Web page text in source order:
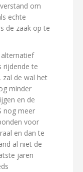
om
echte
de zaak op te
rijdende te
zal de wal het
minder
en de
nog meer
voor
en dan te
al niet de
jaren